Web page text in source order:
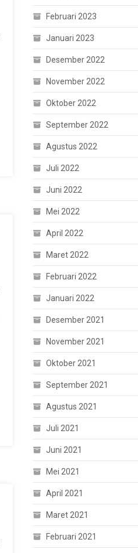
Februari 2023
Januari 2023
Desember 2022
November 2022
Oktober 2022
September 2022
Agustus 2022
Juli 2022
Juni 2022
Mei 2022
April 2022
Maret 2022
Februari 2022
Januari 2022
Desember 2021
November 2021
Oktober 2021
September 2021
Agustus 2021
Juli 2021
Juni 2021
Mei 2021
April 2021
Maret 2021
Februari 2021